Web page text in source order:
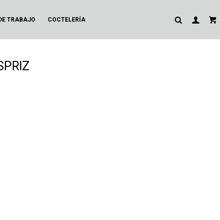
TRABAJO COCTELERÍA